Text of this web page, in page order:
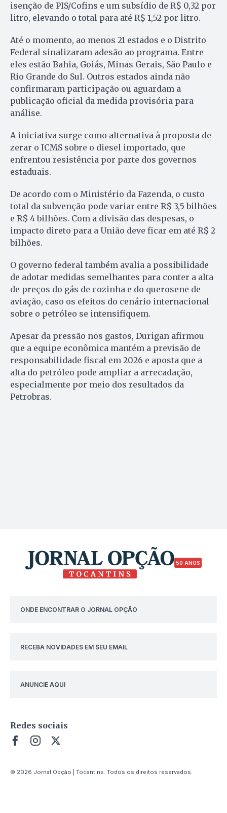
isenção de PIS/Cofins e um subsídio de R$ 0,32 por
litro, elevando o total para até R$ 1,52 por litro.
Até o momento, ao menos 21 estados e o Distrito
Federal sinalizaram adesão ao programa. Entre
eles estão Bahia, Goiás, Minas Gerais, São Paulo e
Rio Grande do Sul. Outros estados ainda não
confirmaram participação ou aguardam a
publicação oficial da medida provisória para
análise.
A iniciativa surge como alternativa à proposta de
zerar o ICMS sobre o diesel importado, que
enfrentou resistência por parte dos governos
estaduais.
De acordo com o Ministério da Fazenda, o custo
total da subvenção pode variar entre R$ 3,5 bilhões
e R$ 4 bilhões. Com a divisão das despesas, o
impacto direto para a União deve ficar em até R$ 2
bilhões.
O governo federal também avalia a possibilidade
de adotar medidas semelhantes para conter a alta
de preços do gás de cozinha e do querosene de
aviação, caso os efeitos do cenário internacional
sobre o petróleo se intensifiquem.
Apesar da pressão nos gastos, Durigan afirmou
que a equipe econômica mantém a previsão de
responsabilidade fiscal em 2026 e aposta que a
alta do petróleo pode ampliar a arrecadação,
especialmente por meio dos resultados da
Petrobras.
50 ANOS
ONDE ENCONTRAR O JORNAL OPÇÃO
RECEBA NOVIDADES EM SEU EMAIL
ANUNCIE AQUI
Redes sociais
© 2026 Jornal Opção | Tocantins. Todos os direitos reservados.